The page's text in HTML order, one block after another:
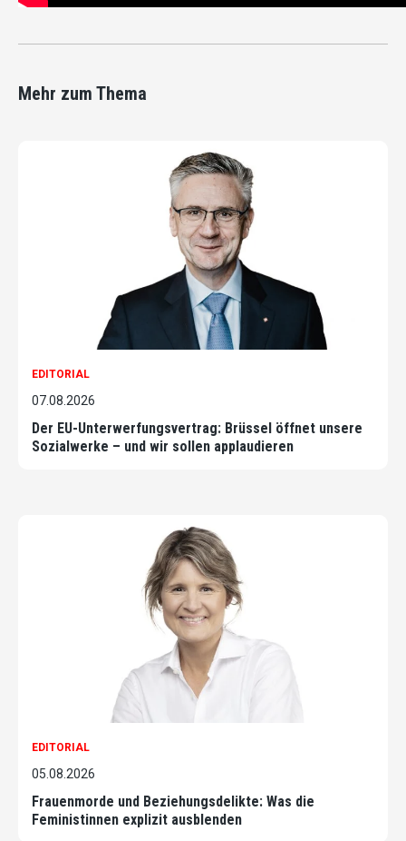
Mehr zum Thema
EDITORIAL
07.08.2026
Der EU-Unterwerfungsvertrag: Brüssel öffnet unsere
Sozialwerke – und wir sollen applaudieren
EDITORIAL
05.08.2026
Frauenmorde und Beziehungsdelikte: Was die
Feministinnen explizit ausblenden